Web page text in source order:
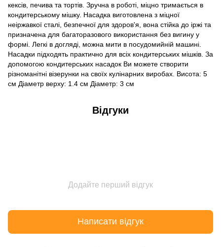
кексів, печива та тортів. Зручна в роботі, міцно тримається в
кондитерському мішку. Насадка виготовлена з міцної
неіржавкої сталі, безпечної для здоров'я, вона стійка до іржі та
призначена для багаторазового використання без вигину у
формі. Легкі в догляді, можна мити в посудомийній машині.
Насадки підходять практично для всіх кондитерських мішків. За
допомогою кондитерських насадок Ви можете створити
різноманітні візерунки на своїх кулінарних виробах. Висота: 5
см Діаметр верху: 1.4 см Діаметр: 3 см
Відгуки
Додайте перший відгук
Написати відгук